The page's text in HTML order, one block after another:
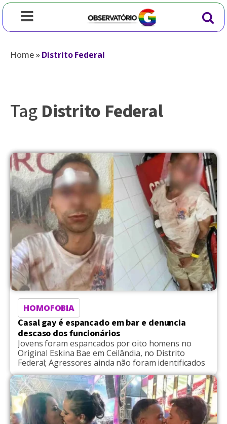
Home»Distrito Federal
TagDistrito Federal
HOMOFOBIA
Casal gay é espancado em bar e denuncia
descaso dos funcionários
Jovens foram espancados por oito homens no
Original Eskina Bae em Ceilândia, no Distrito
Federal; Agressores ainda não foram identificados